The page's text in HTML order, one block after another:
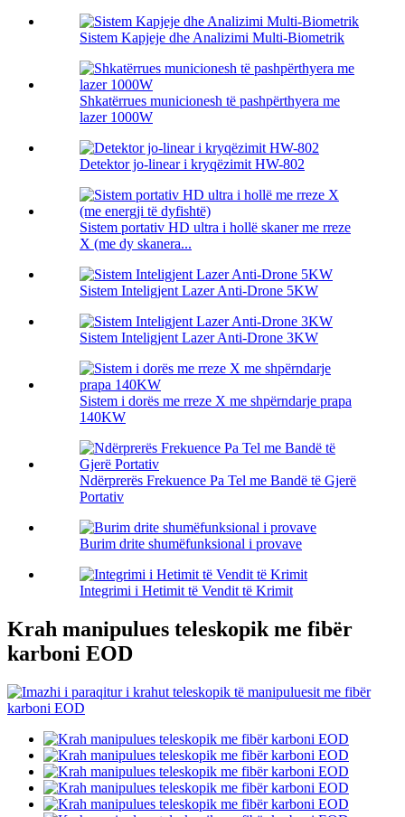
Sistem Kapjeje dhe Analizimi Multi-Biometrik
Shkatërrues municionesh të pashpërthyera me
lazer 1000W
Detektor jo-linear i kryqëzimit HW-802
Sistem portativ HD ultra i hollë skaner me rreze
X (me dy skanera...
Sistem Inteligjent Lazer Anti-Drone 5KW
Sistem Inteligjent Lazer Anti-Drone 3KW
Sistem i dorës me rreze X me shpërndarje prapa
140KW
Ndërprerës Frekuence Pa Tel me Bandë të Gjerë
Portativ
Burim drite shumëfunksional i provave
Integrimi i Hetimit të Vendit të Krimit
Krah manipulues teleskopik me fibër
karboni EOD